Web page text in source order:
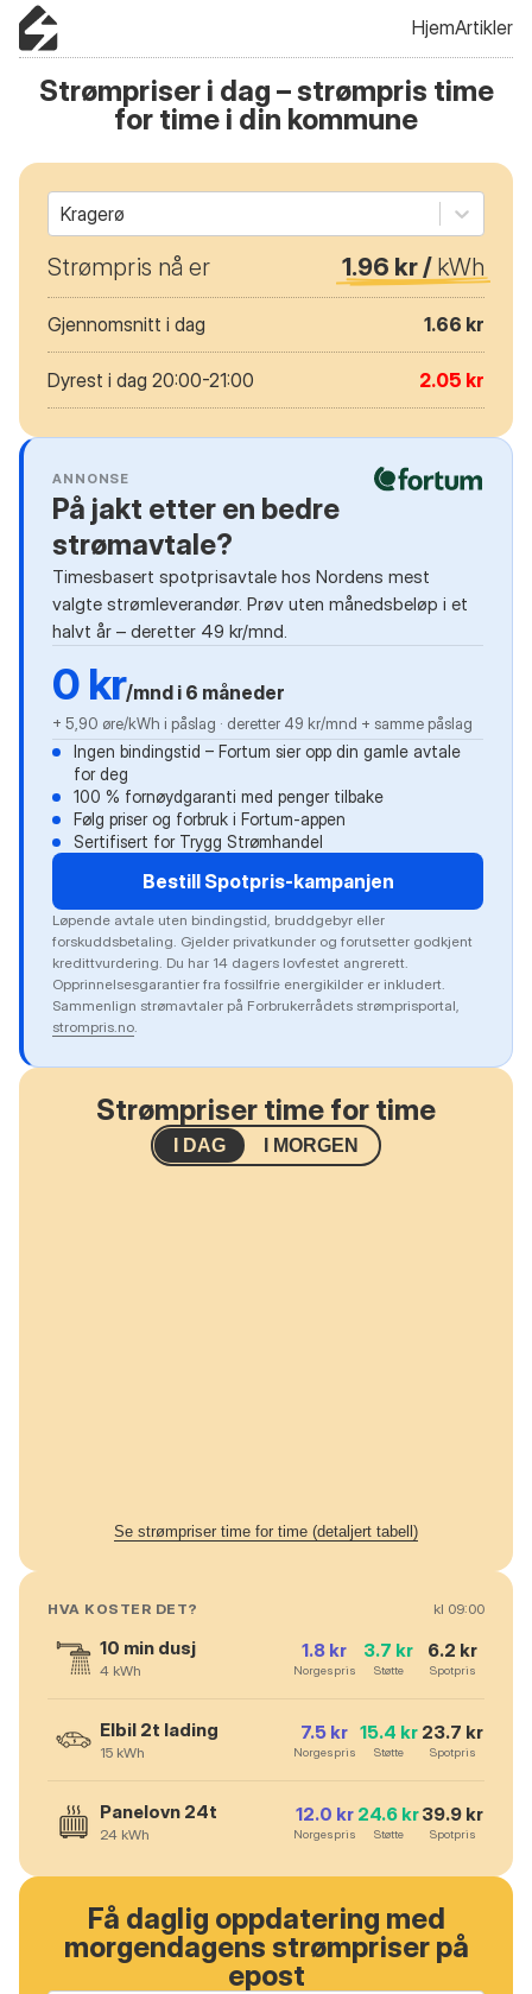
HjemArtikler
Strømpriser i dag – strømpris time
for time i din kommune
Kragerø
Strømpris nå er 1.96 kr / kWh
Gjennomsnitt i dag 1.66 kr
Dyrest i dag 20:00-21:00 2.05 kr
ANNONSE
På jakt etter en bedre
strømavtale?
Timesbasert spotprisavtale hos Nordens mest
valgte strømleverandør. Prøv uten månedsbeløp i et
halvt år – deretter 49 kr/mnd.
0 kr/mnd i 6 måneder
+ 5,90 øre/kWh i påslag · deretter 49 kr/mnd + samme påslag
Ingen bindingstid – Fortum sier opp din gamle avtale
for deg
100 % fornøydgaranti med penger tilbake
Følg priser og forbruk i Fortum-appen
Sertifisert for Trygg Strømhandel
Bestill Spotpris-kampanjen
Løpende avtale uten bindingstid, bruddgebyr eller
forskuddsbetaling. Gjelder privatkunder og forutsetter godkjent
kredittvurdering. Du har 14 dagers lovfestet angrerett.
Opprinnelsesgarantier fra fossilfrie energikilder er inkludert.
Sammenlign strømavtaler på Forbrukerrådets strømprisportal,
strompris.no.
Strømpriser time for time
I DAG I MORGEN
Se strømpriser time for time (detaljert tabell)
HVA KOSTER DET? kl 09:00
10 min dusj
4 kWh
1.8 kr
Norgespris
3.7 kr
Støtte
6.2 kr
Spotpris
Elbil 2t lading
15 kWh
7.5 kr
Norgespris
15.4 kr
Støtte
23.7 kr
Spotpris
Panelovn 24t
24 kWh
12.0 kr
Norgespris
24.6 kr
Støtte
39.9 kr
Spotpris
Få daglig oppdatering med
morgendagens strømpriser på
epost